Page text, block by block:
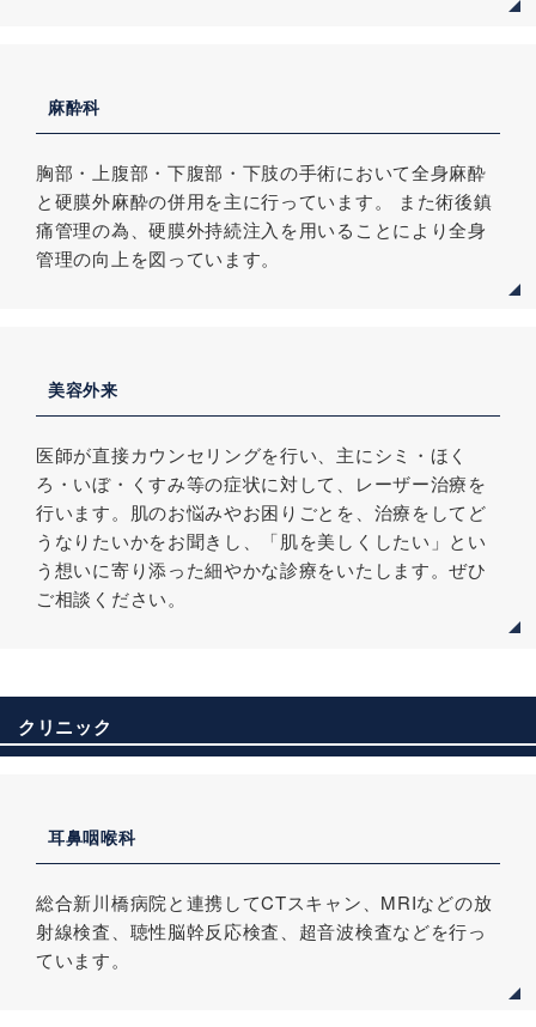
麻酔科
胸部・上腹部・下腹部・下肢の手術において全身麻酔
と硬膜外麻酔の併用を主に行っています。 また術後鎮
痛管理の為、硬膜外持続注入を用いることにより全身
管理の向上を図っています。
美容外来
医師が直接カウンセリングを行い、主にシミ・ほく
ろ・いぼ・くすみ等の症状に対して、レーザー治療を
行います。肌のお悩みやお困りごとを、治療をしてど
うなりたいかをお聞きし、「肌を美しくしたい」とい
う想いに寄り添った細やかな診療をいたします。ぜひ
ご相談ください。
クリニック
耳鼻咽喉科
総合新川橋病院と連携してCTスキャン、MRIなどの放
射線検査、聴性脳幹反応検査、超音波検査などを行っ
ています。